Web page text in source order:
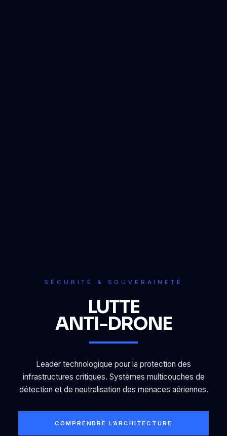
SÉCURITÉ & SOUVERAINETÉ
LUTTE
ANTI-DRONE
Leader technologique pour la protection des
infrastructures critiques. Systèmes multicouches de
détection et de neutralisation des menaces aériennes.
COMPRENDRE L’ARCHITECTURE